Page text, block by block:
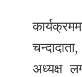
अध्यक्ष